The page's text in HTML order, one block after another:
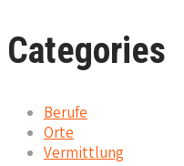
Categories
Berufe
Orte
Vermittlung